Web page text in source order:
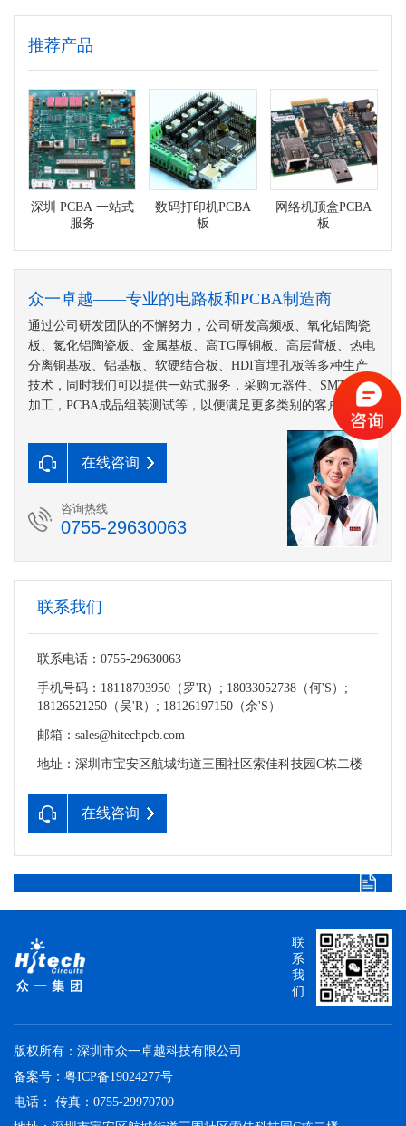
推荐产品
深圳 PCBA 一站式
服务
数码打印机PCBA
板
网络机顶盒PCBA
板
众一卓越——专业的电路板和PCBA制造商
通过公司研发团队的不懈努力，公司研发高频板、氧化铝陶瓷
板、氮化铝陶瓷板、金属基板、高TG厚铜板、高层背板、热电
分离铜基板、铝基板、软硬结合板、HDI盲埋孔板等多种生产
技术，同时我们可以提供一站式服务，采购元器件、SMT贴片
加工，PCBA成品组装测试等，以便满足更多类别的客户需求。
在线咨询
咨询热线
0755-29630063
联系我们
联系电话：0755-29630063
手机号码：18118703950（罗'R）; 18033052738（何'S）;
18126521250（吴'R）; 18126197150（余'S）
邮箱：sales@hitechpcb.com
地址：深圳市宝安区航城街道三围社区索佳科技园C栋二楼
在线咨询
版权所有：深圳市众一卓越科技有限公司
备案号： 粤ICP备19024277号
电话： 传真：0755-29970700
联
系
我
们